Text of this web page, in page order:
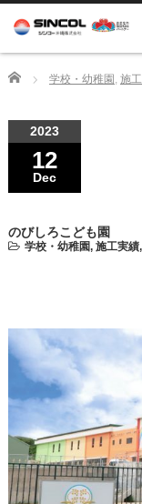
Home 学校・幼稚園 , 施
2023
12
Dec
のびしろこども園
学校・幼稚園, 施工実績,